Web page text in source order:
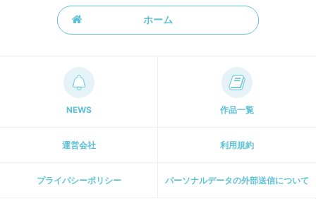
ホーム
NEWS 作品一覧
運営会社 利用規約
プライパシーポリシー パーソナルデータの外部送信について